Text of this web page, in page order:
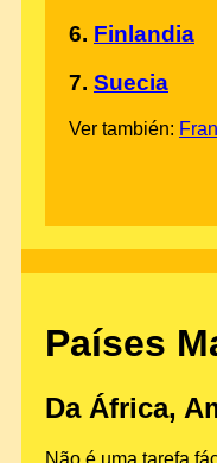
6. Finlandia
7. Suecia
Ver también:
Países
Da África,
Não é uma tarefa